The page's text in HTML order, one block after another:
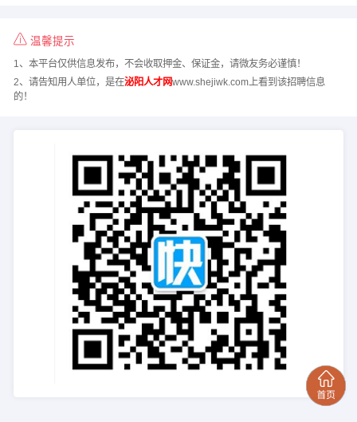
温馨提示
1、本平台仅供信息发布，不会收取押金、保证金，请微友务必谨慎！
2、请告知用人单位，是在泌阳人才网www.shejiwk.com上看到该招聘信息
的！